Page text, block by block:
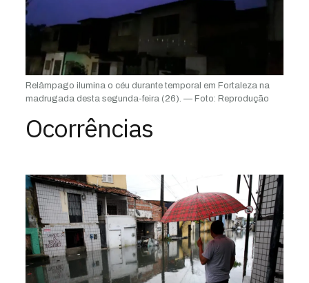
Relâmpago ilumina o céu durante temporal em Fortaleza na
madrugada desta segunda-feira (26). — Foto: Reprodução
Ocorrências